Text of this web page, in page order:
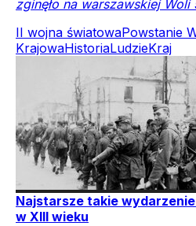
zginęło na warszawskiej
II wojna światowaPowstanie
KrajowaHistoriaLudzieKraj
Najstarsze takie wydarzenie
w XIII wieku